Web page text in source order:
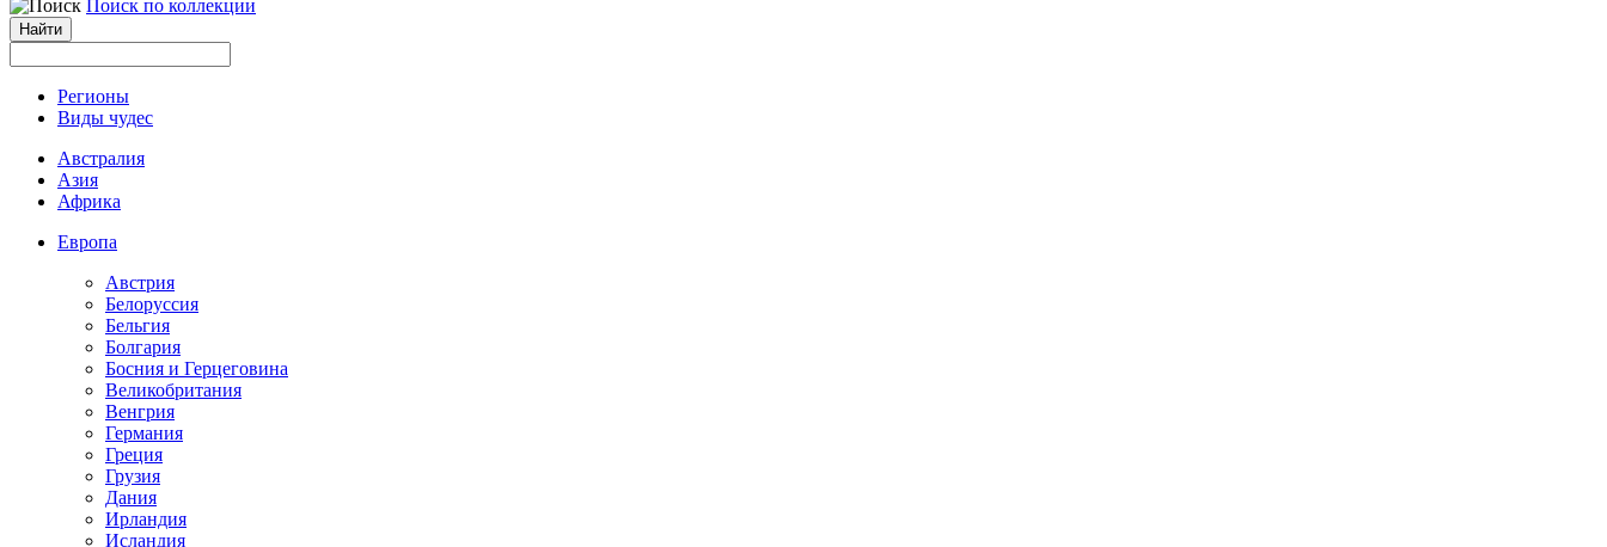
Поиск по коллекции
Регионы
Виды чудес
Австралия
Азия
Африка
Европа
Австрия
Белоруссия
Бельгия
Болгария
Босния и Герцеговина
Великобритания
Венгрия
Германия
Греция
Грузия
Дания
Ирландия
Исландия